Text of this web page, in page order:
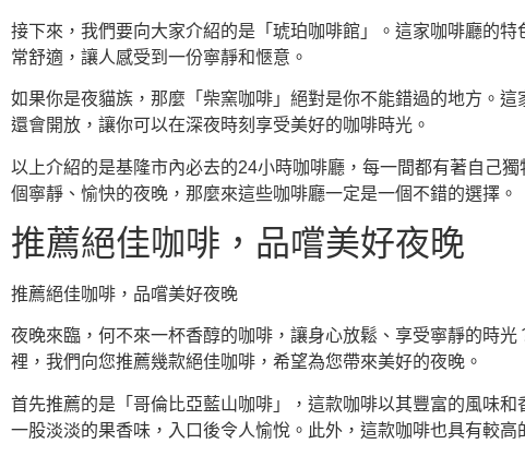
接下來，我們要向大家介紹的是「琥珀咖啡館」。這家咖啡廳的
常舒適，讓人感受到一份寧靜和愜意。
如果你是夜貓族，那麼「柴窯咖啡」絕對是你不能錯過的地方。
還會開放，讓你可以在深夜時刻享受美好的咖啡時光。
以上介紹的是基隆市內必去的24小時咖啡廳，每一間都有著自己
個寧靜、愉快的夜晚，那麼來這些咖啡廳一定是一個不錯的選擇。
推薦絕佳咖啡，品嚐美好夜晚
推薦絕佳咖啡，品嚐美好夜晚
夜晚來臨，何不來一杯香醇的咖啡，讓身心放鬆、享受寧靜的時
裡，我們向您推薦幾款絕佳咖啡，希望為您帶來美好的夜晚。
首先推薦的是「哥倫比亞藍山咖啡」，這款咖啡以其豐富的風味
一股淡淡的果香味，入口後令人愉悅。此外，這款咖啡也具有較高